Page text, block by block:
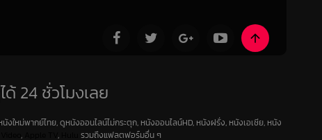
24 ชั่วโมงเลย
หม่พากย์ไทย, ดูหนังออนไลน์ไม่กระตุก, หนังออนไลน์HD, หนังฝรั่ง, หนังเอเชีย, หนัง
, , รวมถึงแฟลตฟอร์มอื่น ๆ